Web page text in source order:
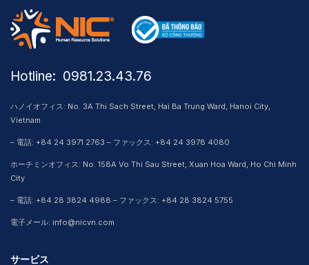
Hotline: ​ 0981.23.43.76
ハノイオフィス: No. 3A Thi Sach Street, Hai Ba Trung Ward, Hanoi City,
Vietnam
– 電話: +84 24 3971 2763 – ファックス: +84 24 3978 4080
ホーチミンオフィス: No. 158A Vo Thi Sau Street, Xuan Hoa Ward, Ho Chi Minh
City
– 電話: +84 28 3824 4988 – ファックス: +84 28 3824 5755
電子メール: info@nicvn.com
サービス